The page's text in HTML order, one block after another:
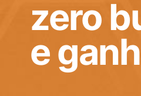
zero
e